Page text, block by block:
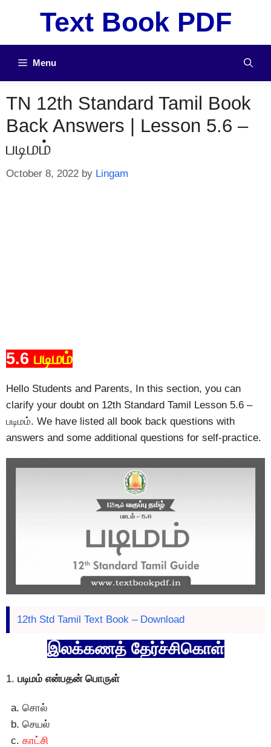
Text Book PDF
Menu
TN 12th Standard Tamil Book
Back Answers | Lesson 5.6 –
படிமம்
October 8, 2022 by Lingam
5.6 படிமம்
Hello Students and Parents, In this section, you can
clarify your doubt on 12th Standard Tamil Lesson 5.6 –
படிமம். We have listed all book back questions with
answers and some additional questions for self-practice.
12th Std Tamil Text Book – Download
இலக்கணத் தேர்ச்சிகொள்
1. படிமம் என்பதன் பொருள்
சொல்
செயல்
காட்சி